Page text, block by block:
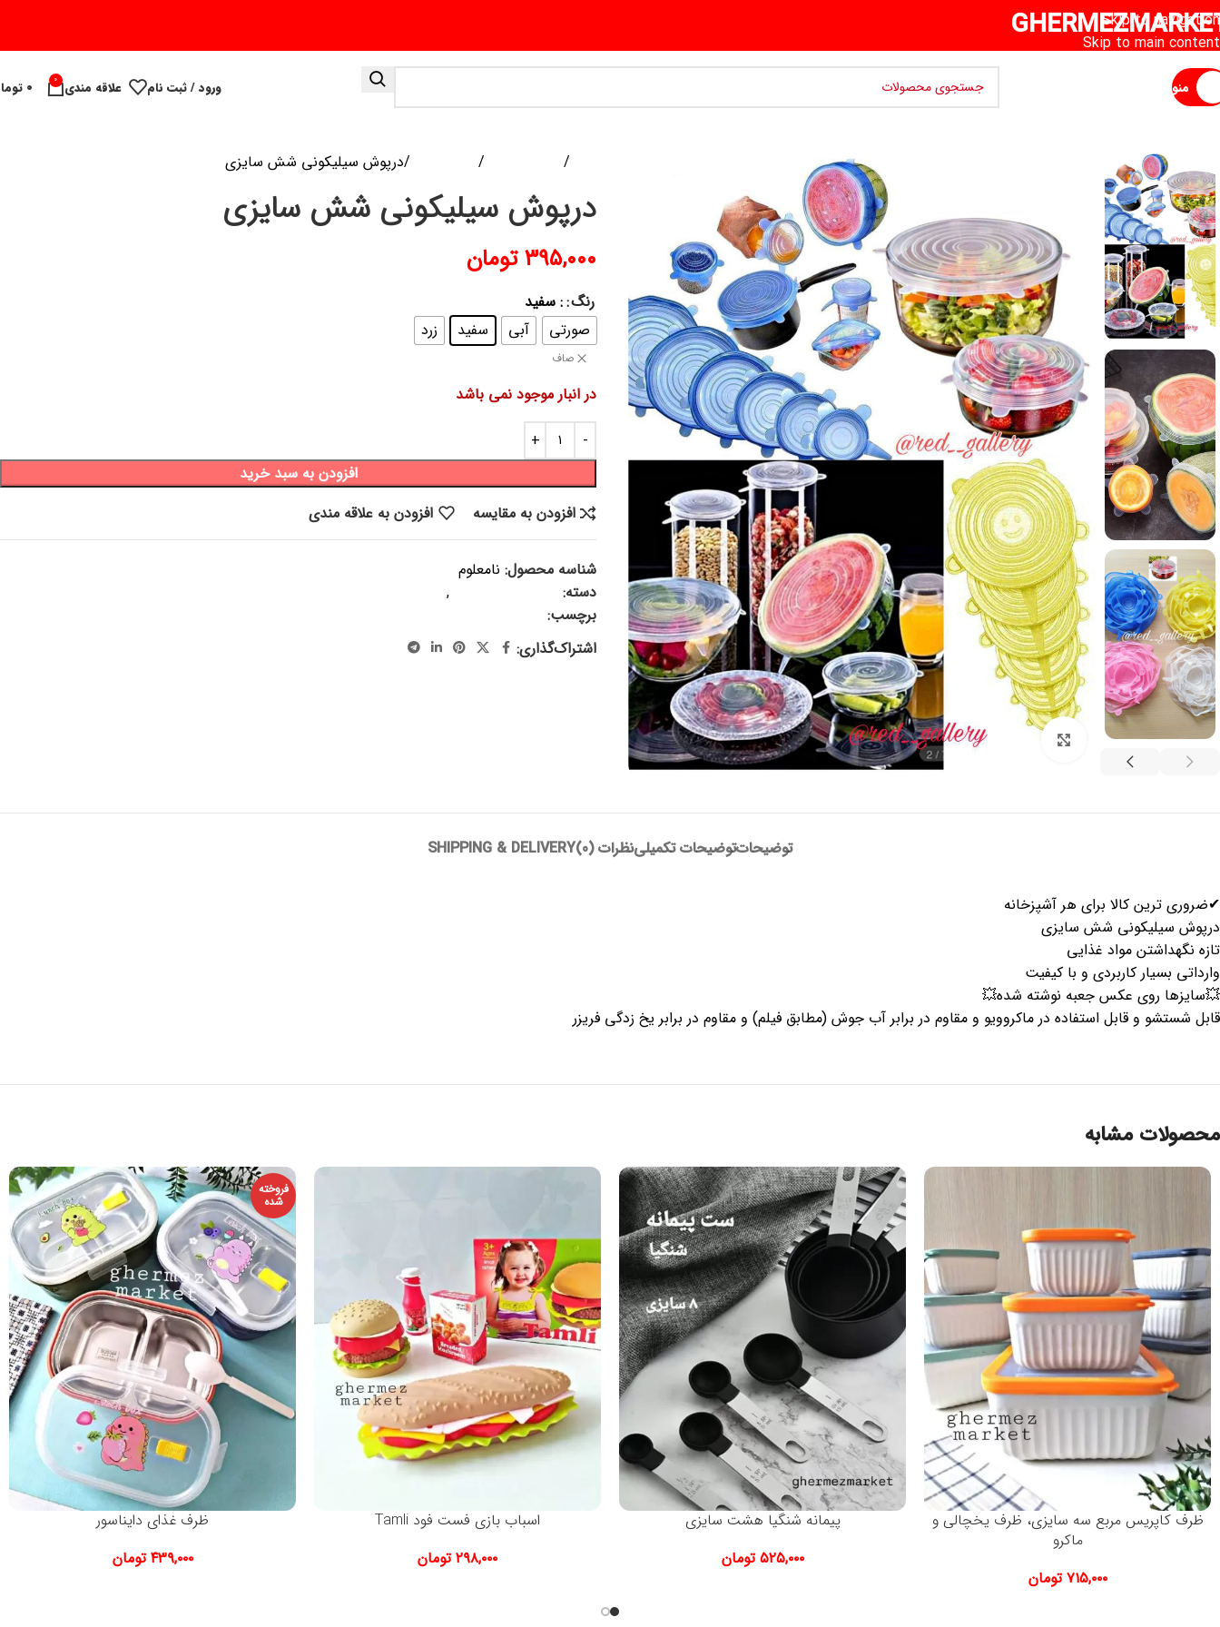
Skip to navigation
Skip to main content
منو ورود / ثبت نام علاقه مندی 0 ۰
برای بزرگنمایی کلیک کنید
درپوش سیلیکونی شش سایزی
درپوش سیلیکونی شش سایزی
۳۹۵,۰۰۰ تومان
رنگ : سفید
صورتی
آبی سفید زرد
صاف
در انبار موجود نمی باشد
افزودن به سبد خرید
افزودن به مقایسه
افزودن به علاقه مندی
شناسه محصول: نامعلوم
دسته:
,
برچسب:
اشتراک‌گذاری:
توضیحاتتوضیحات تکمیلینظرات (0) SHIPPING & DELIVERY
✔ضروری ترین کالا برای هر آشپزخانه
درپوش سیلیکونی شش سایزی
تازه نگهداشتن مواد غذایی
وارداتی بسیار کاربردی و با کیفیت
💥سایزها روی عکس جعبه نوشته شده💥
قابل شستشو و قابل استفاده در ماکروویو و مقاوم در برابر آب جوش (مطابق فیلم) و مقاوم در برابر یخ زدگی فریزر
محصولات مشابه
ظرف کاپریس مربع سه سایزی، ظرف یخچالی و
ماکرو
۷۱۵,۰۰۰ تومان
پیمانه شنگیا هشت سایزی
۵۲۵,۰۰۰ تومان
اسباب بازی فست فود Tamli
۲۹۸,۰۰۰ تومان
فروخته
شده
ظرف غذای دایناسور
۴۳۹,۰۰۰ تومان